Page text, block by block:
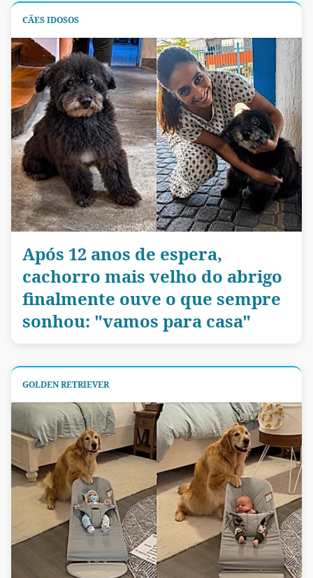
CÃES IDOSOS
Após 12 anos de espera,
cachorro mais velho do abrigo
finalmente ouve o que sempre
sonhou: "vamos para casa"
GOLDEN RETRIEVER